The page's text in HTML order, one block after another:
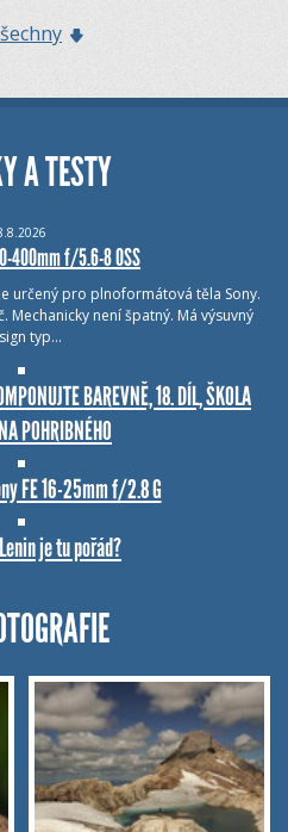
A TESTY
400mm f/5.6-8 OSS
určený pro plnoformátová těla Sony.
Mechanicky není špatný. Má výsuvný
typ…
BAREVNĚ, 18. DÍL, ŠKOLA
POHRIBNÉHO
FE 16-25mm f/2.8 G
je tu pořád?